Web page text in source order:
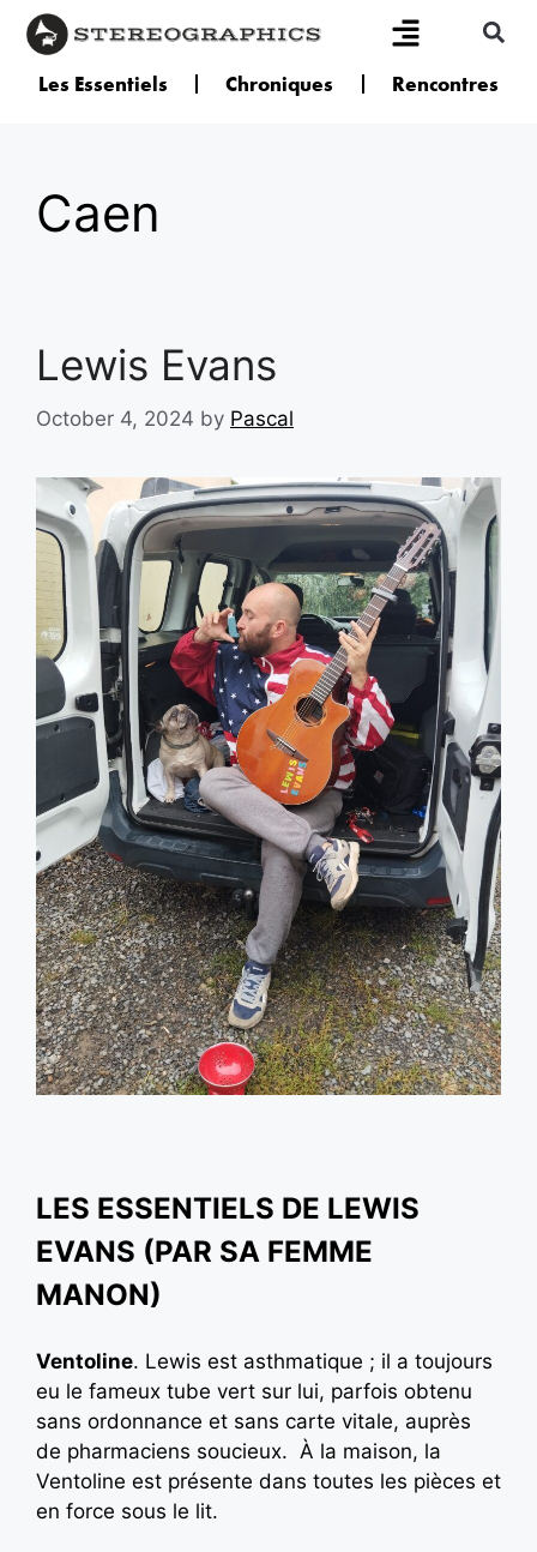
Les Essentiels Chroniques Rencontres
Caen
Lewis Evans
October 4, 2024 by Pascal
LES ESSENTIELS DE LEWIS
EVANS (PAR SA FEMME
MANON)
Ventoline. Lewis est asthmatique ; il a toujours
eu le fameux tube vert sur lui, parfois obtenu
sans ordonnance et sans carte vitale, auprès
de pharmaciens soucieux. À la maison, la
Ventoline est présente dans toutes les pièces et
en force sous le lit.